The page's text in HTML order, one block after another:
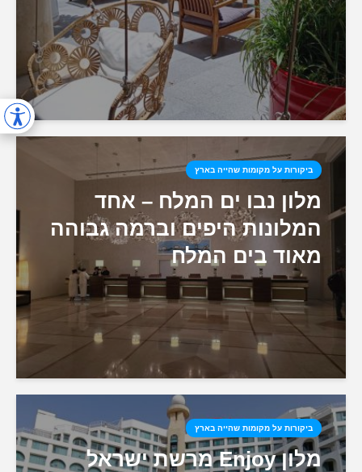
ביקורות על מקומות שהייה בארץ
מלון נבו ים המלח – אחד
המלונות היפים וברמה גבוהה
מאוד בים המלח
ביקורות על מקומות שהייה בארץ
מלון Enjoy מרשת ישראל